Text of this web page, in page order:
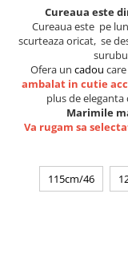
Sticlă pentru apa
Sepci personalizate
Seturi cadou pentru
Lenjerii de pat pentru
Cadouri Cuplu
Pijamale de barbati
Cureaua este
Cureaua este pe
scurteaza oricat, se
Ofera un cadou
ambalat in cutie
plus de eleganta
Marimile
Va rugam sa
115cm/46